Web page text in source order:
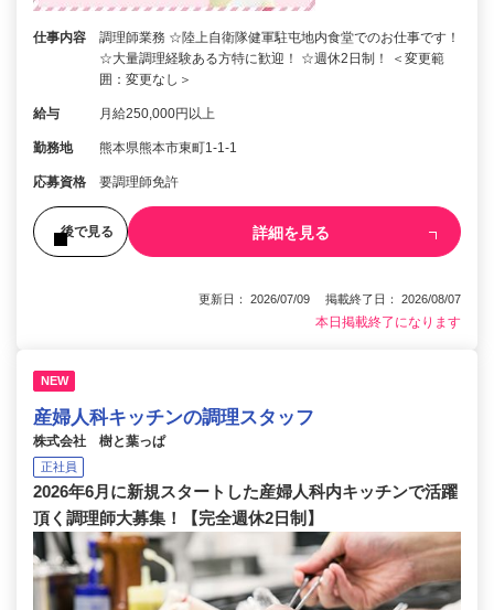
仕事内容
調理師業務 ☆陸上自衛隊健軍駐屯地内食堂でのお仕事です！
☆大量調理経験ある方特に歓迎！ ☆週休2日制！ ＜変更範
囲：変更なし＞
給与 月給250,000円以上
勤務地 熊本県熊本市東町1-1-1
応募資格 要調理師免許
後で見る 詳細を見る
更新日： 2026/07/09 掲載終了日： 2026/08/07
本日掲載終了になります
NEW
産婦人科キッチンの調理スタッフ
株式会社 樹と葉っぱ
正社員
2026年6月に新規スタートした産婦人科内キッチンで活躍
頂く調理師大募集！【完全週休2日制】